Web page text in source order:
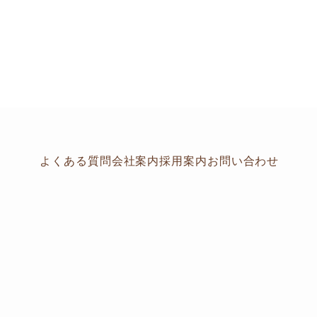
よくある質問会社案内採用案内お問い合わせ